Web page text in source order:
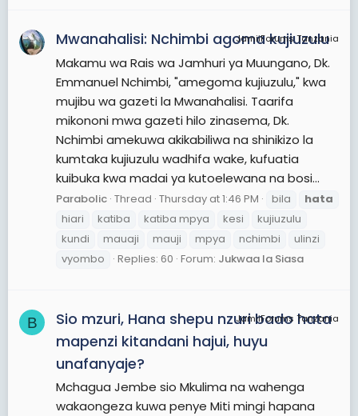
JamiiForums Tanzania
Mwanahalisi: Nchimbi agoma kujiuzulu
Makamu wa Rais wa Jamhuri ya Muungano, Dk.
Emmanuel Nchimbi, "amegoma kujiuzulu," kwa
mujibu wa gazeti la Mwanahalisi. Taarifa
mikononi mwa gazeti hilo zinasema, Dk.
Nchimbi amekuwa akikabiliwa na shinikizo la
kumtaka kujiuzulu wadhifa wake, kufuatia
kuibuka kwa madai ya kutoelewana na bosi...
Parabolic Thread Thursday at 1:46 PM bila
hata
hiari
katiba katiba mpya kesi
kujiuzulu
kundi
mauaji mauji mpya nchimbi
ulinzi
vyombo
Replies: 60 Forum: Jukwaa la Siasa
B JamiiForums Tanzania
Sio mzuri, Hana shepu nzuri bado hata
mapenzi kitandani hajui, huyu
unafanyaje?
Mchagua Jembe sio Mkulima na wahenga
wakaongeza kuwa penye Miti mingi hapana